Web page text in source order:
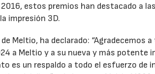
estos premios han destacado a
impresión 3D.
Meltio, ha declarado: “Agradecemos
a Meltio y a su nueva y más potente
es un respaldo a todo el esfuerzo de